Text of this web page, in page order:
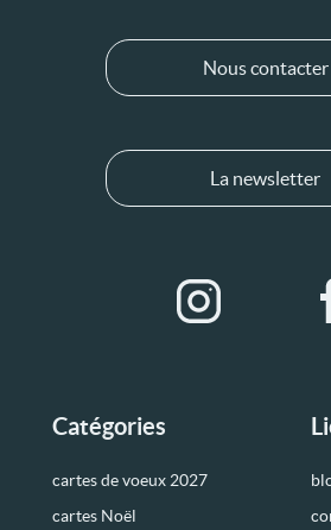
Catégories
cartes de voeux 2027
cartes Noël
Nous contacter
La newsletter